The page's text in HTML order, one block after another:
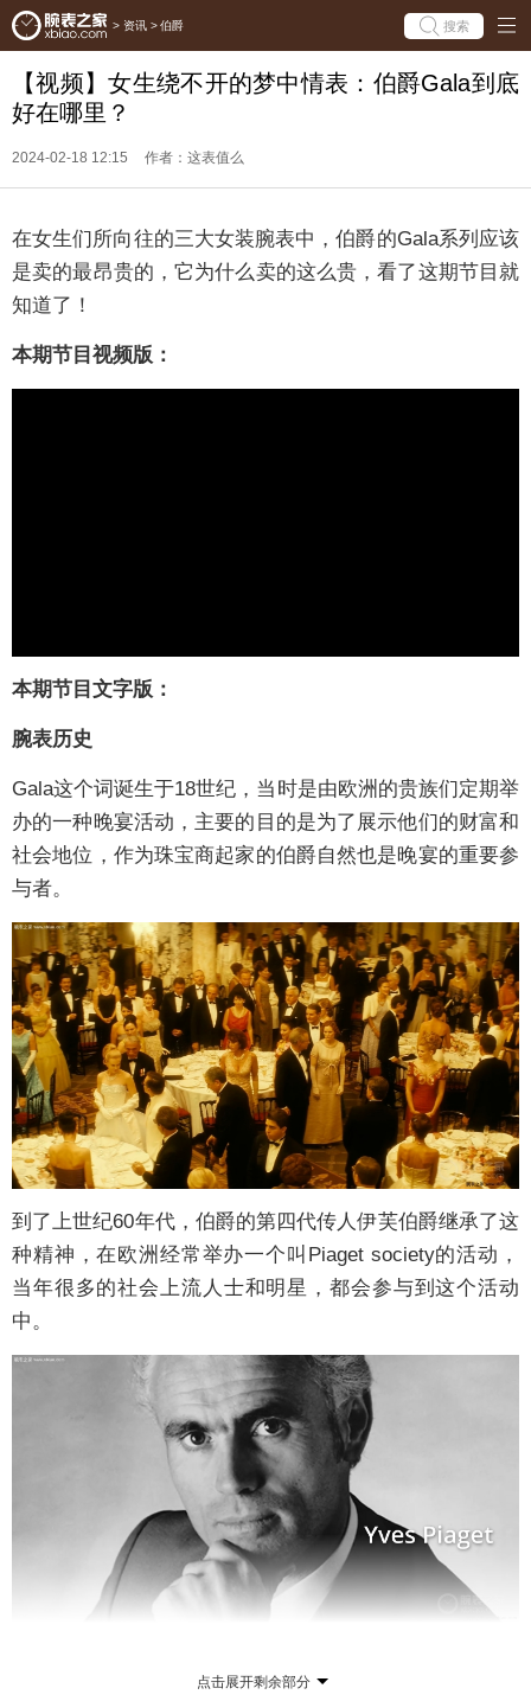
> 资讯 > 伯爵 搜索
【视频】女生绕不开的梦中情表：伯爵Gala到底
好在哪里？
2024-02-18 12:15 作者：这表值么
在女生们所向往的三大女装腕表中，伯爵的Gala系列应该
是卖的最昂贵的，它为什么卖的这么贵，看了这期节目就
知道了！
本期节目视频版：
本期节目文字版：
腕表历史
Gala这个词诞生于18世纪，当时是由欧洲的贵族们定期举
办的一种晚宴活动，主要的目的是为了展示他们的财富和
社会地位，作为珠宝商起家的伯爵自然也是晚宴的重要参
与者。
到了上世纪60年代，伯爵的第四代传人伊芙伯爵继承了这
种精神，在欧洲经常举办一个叫Piaget society的活动，
当年很多的社会上流人士和明星，都会参与到这个活动
中。
腕表，于是在上世纪六七十年代伯爵推出了Gala系列腕
点击展开剩余部分